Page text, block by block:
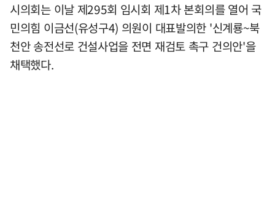
시의회는 이날 제295회 임시회 제1차 본회의를 열어 국
민의힘 이금선(유성구4) 의원이 대표발의한 '신계룡~북
천안 송전선로 건설사업을 전면 재검토 촉구 건의안'을
채택했다.